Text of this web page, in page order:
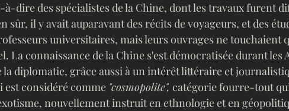
à-dire des spécialistes de la Chine, dont les travaux furent
sûr, il y avait auparavant des récits de voyageurs, et des
universitaires, mais leurs ouvrages ne touchaient
La connaissance de la Chine s'est démocratisée durant les
la diplomatie, grâce aussi à un intérêt littéraire et
est considéré comme "cosmopolite", catégorie fourre-tout
nouvellement instruit en ethnologie et en